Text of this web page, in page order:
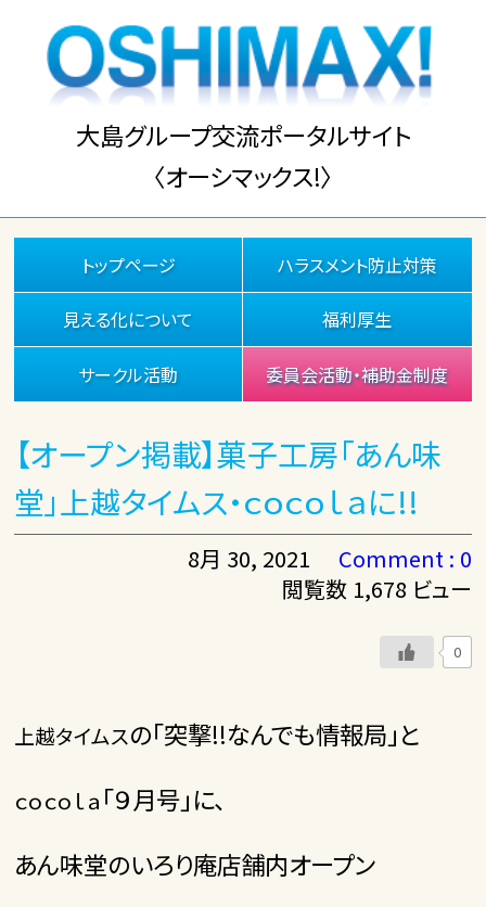
大島グループ交流ポータルサイト
〈オーシマックス!〉
トップページ ハラスメント防止対策
見える化について 福利厚生
サークル活動 委員会活動・補助金制度
【オープン掲載】菓子工房「あん味
堂」上越タイムス・ｃｏｃｏｌａに!!
8月 30, 2021
Comment : 0
閲覧数 1,678 ビュー
0
上越タイムスの「突撃!!なんでも情報局」と
ｃｏｃｏｌａ 「９月号」に、
あん味堂のいろり庵店舗内オープン